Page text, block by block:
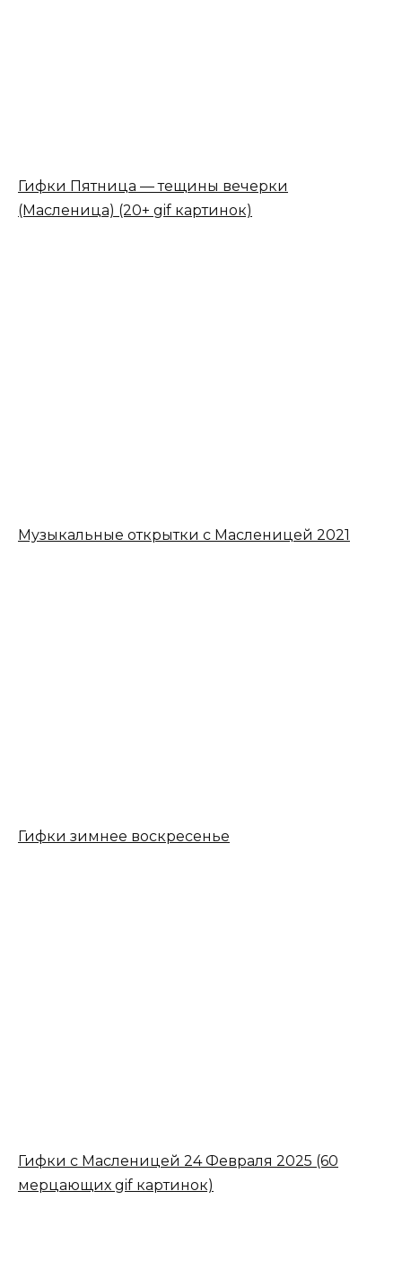
Гифки Пятница — тещины вечерки
(Масленица) (20+ gif картинок)
Музыкальные открытки с Масленицей 2021
Гифки зимнее воскресенье
Гифки с Масленицей 24 Февраля 2025 (60
мерцающих gif картинок)